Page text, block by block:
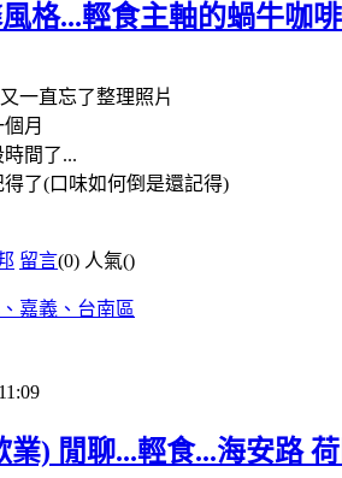
格...輕食主軸的蝸牛咖
一直忘了整理照片
月
間了...
了(口味如何倒是還記得)
留言(0) 人氣()
嘉義、台南區
11:09
業) 閒聊...輕食...海安路